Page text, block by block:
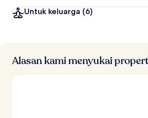
Untuk keluarga (6)
Alasan kami menyukai